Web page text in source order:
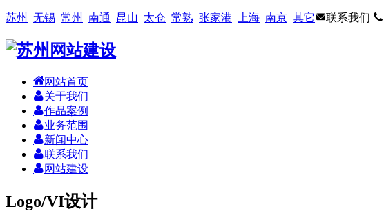
苏州 无锡 常州 南通 昆山 太仓 常熟 张家港 上海 南京 其它 联系我们
网站首页
关于我们
作品案例
业务范围
新闻中心
联系我们
网站建设
Logo/VI设计